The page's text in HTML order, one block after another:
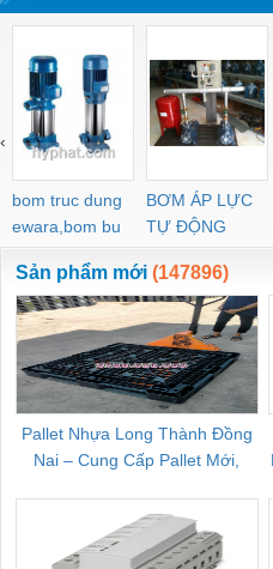
bom truc dung
ewara,bom bu
ewara
BƠM ÁP LỰC
TỰ ĐỘNG
‹
Sản phẩm mới (147896)
Pallet Nhựa Long Thành Đồng
Nai – Cung Cấp Pallet Mới,